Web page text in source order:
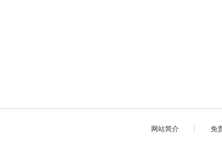
网站简介 免